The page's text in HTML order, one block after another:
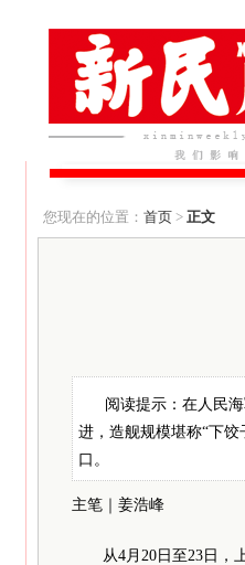
您现在的位置： 首页> 正文
阅读提示：在人民
进，造舰规模堪称“下
口。
主笔｜姜浩峰
从4月20日至23日，